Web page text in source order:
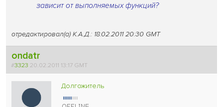
зависит от выполняемых функций?
отредактировал(а) К.А.Д.: 18.02.2011 20:30 GMT
ondatr
#3323 20.02.2011 13:17 GMT
Долгожитель